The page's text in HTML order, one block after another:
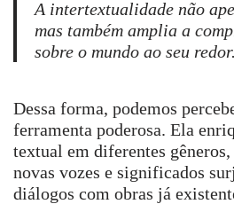
A intertextualidade não
mas também amplia a
sobre o mundo ao seu redor.
Dessa forma, podemos
ferramenta poderosa. Ela
textual em diferentes
novas vozes e significados
diálogos com obras já